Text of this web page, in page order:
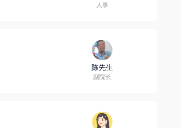
人事
陈先生
副院长